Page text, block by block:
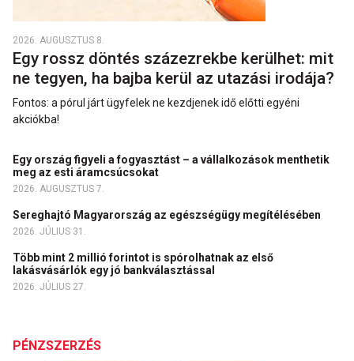
2026. AUGUSZTUS 8.
Egy rossz döntés százezrekbe kerülhet: mit
ne tegyen, ha bajba kerül az utazási irodája?
Fontos: a pórul járt ügyfelek ne kezdjenek idő előtti egyéni
akciókba!
Egy ország figyeli a fogyasztást – a vállalkozások menthetik
meg az esti áramcsúcsokat
2026. AUGUSZTUS 7.
Sereghajtó Magyarország az egészségügy megítélésében
2026. JÚLIUS 31.
Több mint 2 millió forintot is spórolhatnak az első
lakásvásárlók egy jó bankválasztással
2026. JÚLIUS 27.
PÉNZSZERZÉS